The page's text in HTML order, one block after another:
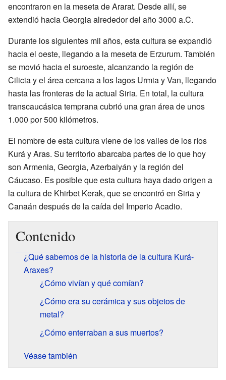
encontraron en la meseta de Ararat. Desde allí, se
extendió hacia Georgia alrededor del año 3000 a.C.
Durante los siguientes mil años, esta cultura se expandió
hacia el oeste, llegando a la meseta de Erzurum. También
se movió hacia el suroeste, alcanzando la región de
Cilicia y el área cercana a los lagos Urmia y Van, llegando
hasta las fronteras de la actual Siria. En total, la cultura
transcaucásica temprana cubrió una gran área de unos
1.000 por 500 kilómetros.
El nombre de esta cultura viene de los valles de los ríos
Kurá y Aras. Su territorio abarcaba partes de lo que hoy
son Armenia, Georgia, Azerbaiyán y la región del
Cáucaso. Es posible que esta cultura haya dado origen a
la cultura de Khirbet Kerak, que se encontró en Siria y
Canaán después de la caída del Imperio Acadio.
Contenido
¿Qué sabemos de la historia de la cultura Kurá-
Araxes?
¿Cómo vivían y qué comían?
¿Cómo era su cerámica y sus objetos de
metal?
¿Cómo enterraban a sus muertos?
Véase también